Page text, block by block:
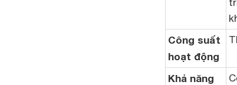
Công suất
hoạt động
Khả năng